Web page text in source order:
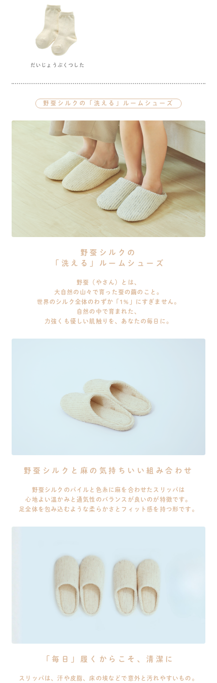
だいじょうぶくつした
野蚕シルクの「洗える」ルームシューズ
野蚕シルクの
「洗える」ルームシューズ
野蚕（やさん）とは、
大自然の山々で育った蚕の繭のこと。
世界のシルク全体のわずか「1%」にすぎません。
自然の中で育まれた、
力強くも優しい肌触りを、あなたの毎日に。
野蚕シルクと麻の気持ちいい組み合わせ
野蚕シルクのパイルと色糸に麻を合わせたスリッパは
心地よい温かみと通気性のバランスが良いのが特徴です。
足全体を包み込むような柔らかさとフィット感を持つ形です。
「毎日」履くからこそ、清潔に
スリッパは、汗や皮脂、床の埃などで意外と汚れやすいもの。